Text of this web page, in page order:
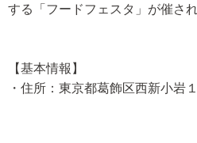
する「フードフェスタ」が催され
【基本情報】
・住所：東京都葛飾区西新小岩